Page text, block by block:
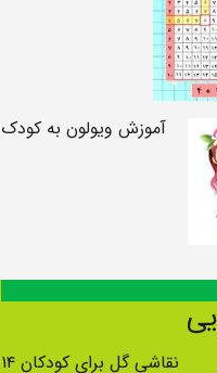
آموزش ویولون به کودک
نقاشی گل برای کودکان ۱۴